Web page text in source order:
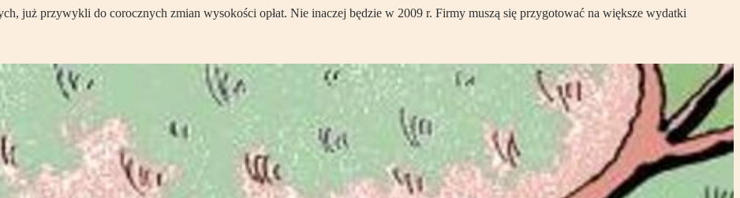
już przywykli do corocznych zmian wysokości opłat. Nie inaczej będzie w 2009 r. Firmy muszą się przygotować na większe wydatki